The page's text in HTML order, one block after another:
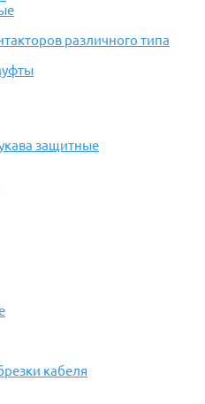
различного типа
защитные
кабеля